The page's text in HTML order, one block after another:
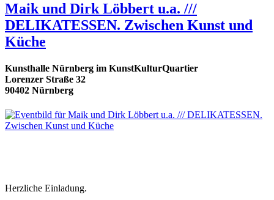
Maik und Dirk Löbbert u.a. ///
DELIKATESSEN. Zwischen Kunst und
Küche
Kunsthalle Nürnberg im KunstKulturQuartier
Lorenzer Straße 32
90402 Nürnberg
Herzliche Einladung.